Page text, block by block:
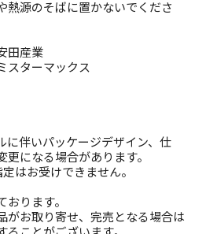
熱源のそばに置かないでくださ
田産業
スターマックス
に伴いパッケージデザイン、仕
になる場合があります。
はお受けできません。
ります。
がお取り寄せ、完売となる場合は